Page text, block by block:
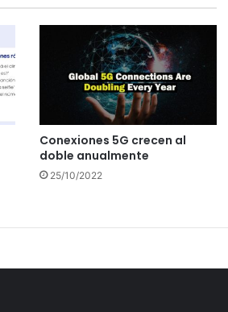
Conexiones 5G crecen al
doble anualmente
25/10/2022